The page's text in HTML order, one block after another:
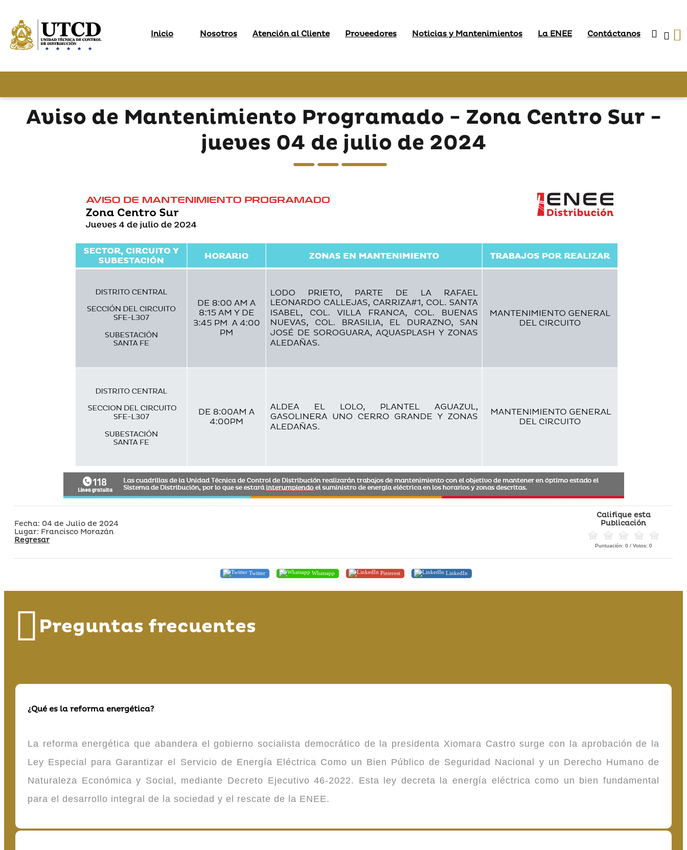
Inicio Nosotros Atención al Cliente Proveedores Noticias y Mantenimientos La ENEE Contáctanos
Aviso de Mantenimiento Programado - Zona Centro Sur -
jueves 04 de julio de 2024
Fecha: 04 de Julio de 2024
Lugar: Francisco Morazán
Regresar
Califique esta
Publicación
Puntuación: 0/ Votos: 0
Twitter Whatsapp Pinterest LinkedIn
Preguntas frecuentes
¿Qué es la reforma energética?
La reforma energética que abandera el gobierno socialista democrático de la presidenta Xiomara Castro surge con la aprobación de la
Ley Especial para Garantizar el Servicio de Energía Eléctrica Como un Bien Público de Seguridad Nacional y un Derecho Humano de
Naturaleza Económica y Social, mediante Decreto Ejecutivo 46-2022. Esta ley decreta la energía eléctrica como un bien fundamental
para el desarrollo integral de la sociedad y el rescate de la ENEE.